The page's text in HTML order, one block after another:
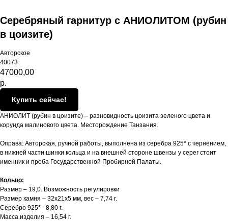
Серебряный гарнитур с АНИОЛИТОМ (рубин
в цоизите)
Авторское
40073
47000,00
р.
Купить сейчас!
АНИОЛИТ (рубин в цоизите) – разновидность цоизита зеленого цвета и
корунда малинового цвета. Месторождение Танзания.
Оправа: Авторская, ручной работы, выполнена из серебра 925* с чернением,
в нижней части шинки кольца и на внешней стороне швензы у серег стоит
именник и проба Государственной Пробирной Палаты.
Кольцо:
Размер – 19,0. Возможность регулировки
Размер камня – 32х21х5 мм, вес – 7,74 г.
Серебро 925* - 8,80 г.
Масса изделия – 16,54 г.